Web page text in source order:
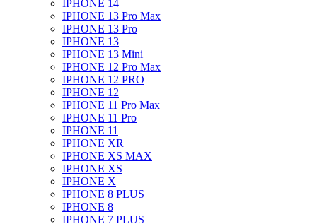
IPHONE 14
IPHONE 13 Pro Max
IPHONE 13 Pro
IPHONE 13
IPHONE 13 Mini
IPHONE 12 Pro Max
IPHONE 12 PRO
IPHONE 12
IPHONE 11 Pro Max
IPHONE 11 Pro
IPHONE 11
IPHONE XR
IPHONE XS MAX
IPHONE XS
IPHONE X
IPHONE 8 PLUS
IPHONE 8
IPHONE 7 PLUS